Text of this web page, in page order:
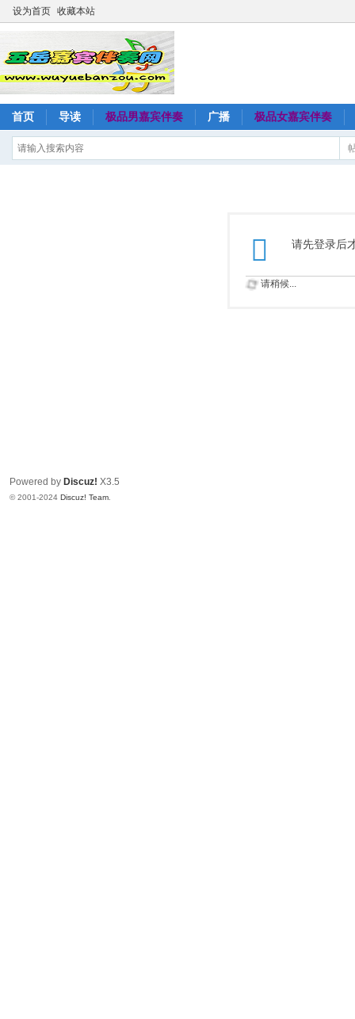
设为首页 收藏本站
首页 导读 极品男嘉宾伴奏 广播 极品女嘉宾伴奏
请先登录后
请稍候...
Powered by Discuz! X3.5
© 2001-2024 Discuz! Team